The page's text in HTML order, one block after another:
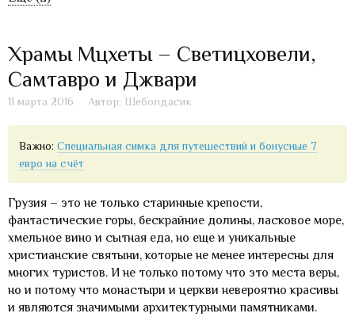
Храмы Мцхеты – Светицховели,
Самтавро и Джвари
11 марта 2016 Автор: Шеболдасик
Важно:Специальная симка для путешествий и бонусные 7
евро на счёт
Грузия – это не только старинные крепости,
фантастические горы, бескрайние долины, ласковое море,
хмельное вино и сытная еда, но еще и уникальные
христианские святыни, которые не менее интересны для
многих туристов. И не только потому что это места веры,
но и потому что монастыри и церкви невероятно красивы
и являются значимыми архитектурными памятниками.